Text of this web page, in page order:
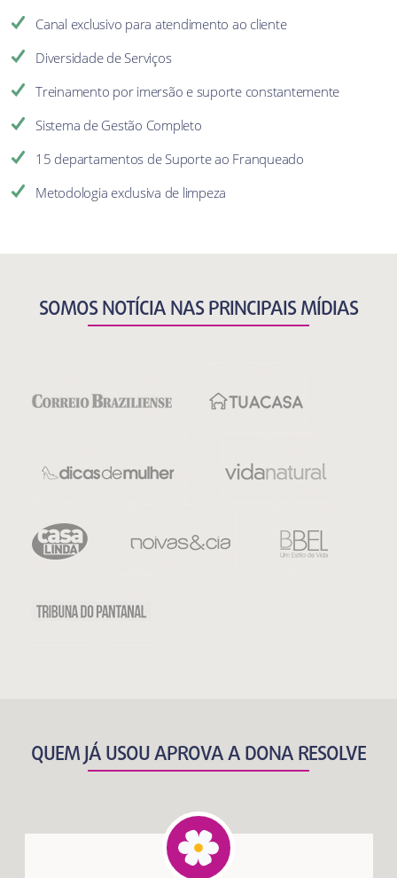
Canal exclusivo para atendimento ao cliente
Diversidade de Serviços
Treinamento por imersão e suporte constantemente
Sistema de Gestão Completo
15 departamentos de Suporte ao Franqueado
Metodologia exclusiva de limpeza
SOMOS NOTÍCIA NAS PRINCIPAIS MÍDIAS
QUEM JÁ USOU APROVA A DONA RESOLVE